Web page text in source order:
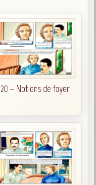
20 – Notions de foyer